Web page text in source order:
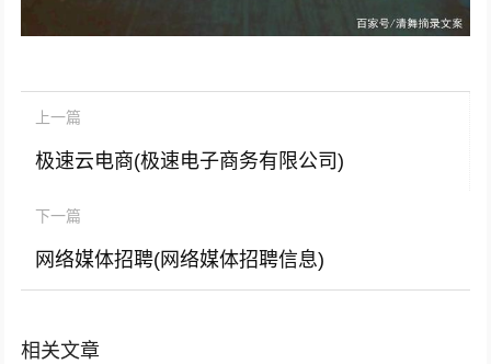
上一篇
极速云电商(极速电子商务有限公司)
下一篇
网络媒体招聘(网络媒体招聘信息)
相关文章